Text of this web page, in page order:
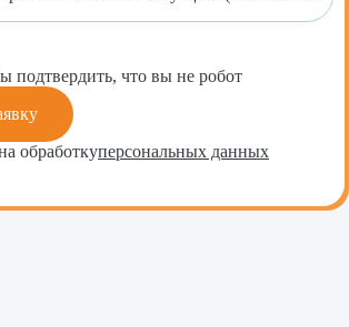
подтвердить, что вы не робот
обработкуперсональных данных